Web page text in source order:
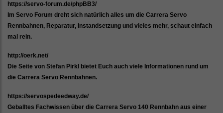
https://servo-forum.de/phpBB3/
Im Servo Forum dreht sich natürlich alles um die Carrera Servo
Rennbahnen, Reparatur, Instandsetzung und vieles mehr, schaut einfach
mal rein.
http://oerk.net/
Die Seite von Stefan Pirkl bietet Euch auch viele Informationen rund um
die Carrera Servo Rennbahnen.
https://servospedeedway.de/
Geballtes Fachwissen über die Carrera Servo 140 Rennbahn aus einer